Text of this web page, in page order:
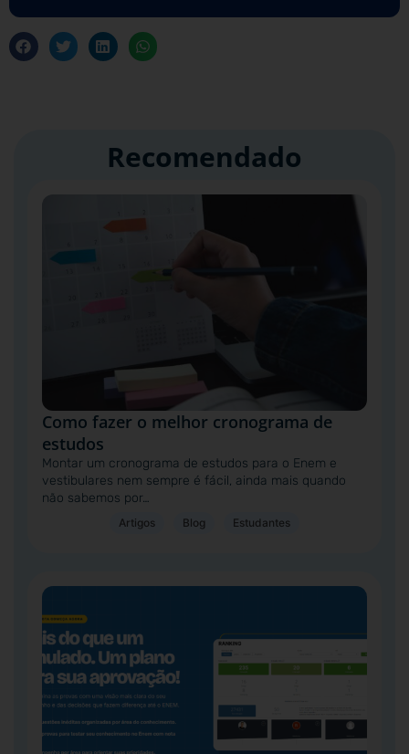
Recomendado
Como fazer o melhor cronograma de
estudos
Montar um cronograma de estudos para o Enem e
vestibulares nem sempre é fácil, ainda mais quando
não sabemos por…
Artigos Blog Estudantes